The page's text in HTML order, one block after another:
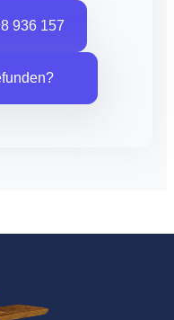
936 157